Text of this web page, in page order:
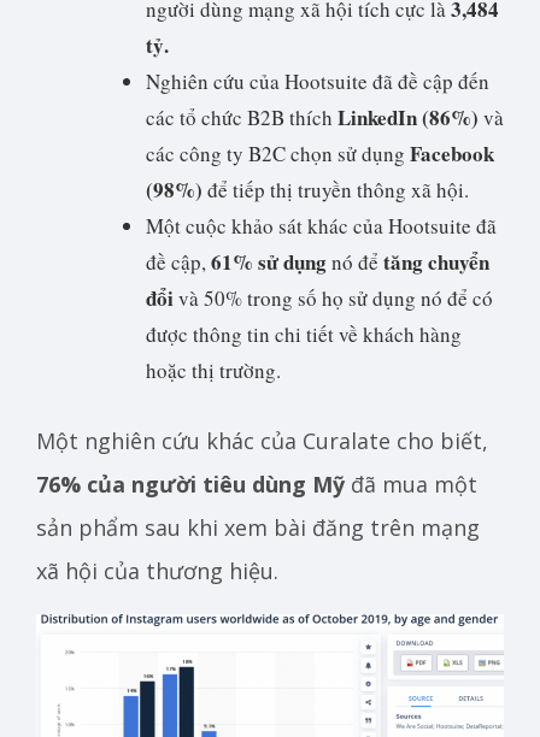
người dùng mạng xã hội tích cực là3,484
tỷ.
Nghiên cứu của Hootsuite đã đề cập đến
các tổ chức B2B thích LinkedIn (86%) và
các công ty B2C chọn sử dụng Facebook
(98%) để tiếp thị truyền thông xã hội.
Một cuộc khảo sát khác của Hootsuite đã
đề cập,61% sử dụngnó để tăng chuyển
đổivà 50% trong số họ sử dụng nó để có
được thông tin chi tiết về khách hàng
hoặc thị trường.
Một nghiên cứu khác của Curalate cho biết,
76% của người tiêu dùng Mỹ đã mua một
sản phẩm sau khi xem bài đăng trên mạng
xã hội của thương hiệu.